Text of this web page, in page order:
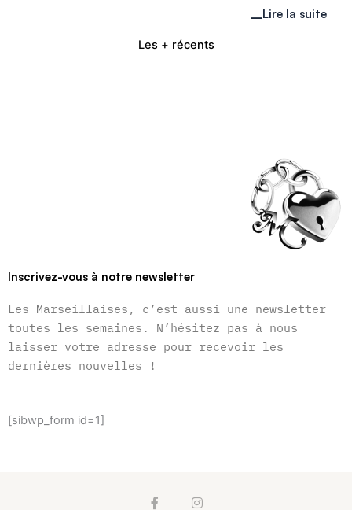
Les + récents
Lire la suite
Inscrivez-vous à notre newsletter
Les Marseillaises, c’est aussi une newsletter
toutes les semaines. N’hésitez pas à nous
laisser votre adresse pour recevoir les
dernières nouvelles !
[sibwp_form id=1]
F
I